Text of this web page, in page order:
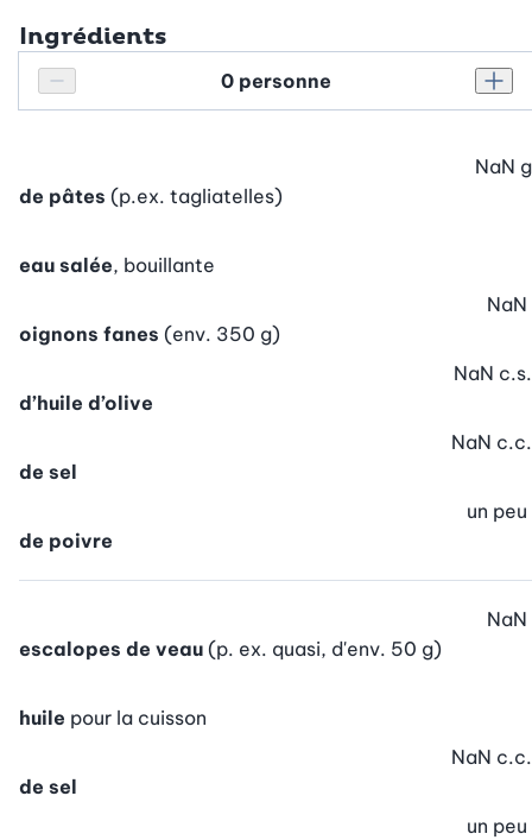
Ingrédients
Réduire le nombre de personnes
Personnes
de pâtes (p.ex. tagliatelles)
NaN g
eau salée, bouillante
oignons fanes (env. 350 g)
NaN
d’huile d’olive
NaN c.s.
de sel
NaN c.c.
de poivre
un peu
escalopes de veau (p. ex. quasi, d'env. 50 g)
NaN
huile pour la cuisson
de sel
NaN c.c.
un peu